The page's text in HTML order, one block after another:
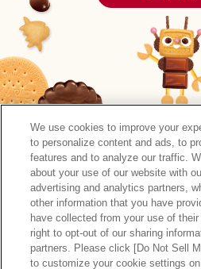
森永製菓公式アカ
サイトマップ RSSの配信につい
ウェブアクセシビリティ
We use cookies to improve your
to personalize content and ads, to
features and to analyze our traffic.
about your use of our website with
advertising and analytics partners,
other information that you have
have collected from your use of
right to opt-out of our sharing
partners. Please click [Do Not Sell
to customize your cookie settings